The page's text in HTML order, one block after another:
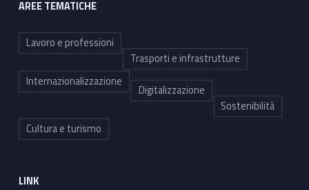
AREE TEMATICHE
Lavoro e professioni
Trasporti e infrastrutture
Internazionalizzazione
Digitalizzazione
Sostenibilità
Cultura e turismo
LINK